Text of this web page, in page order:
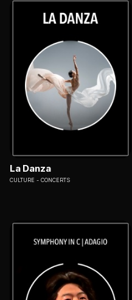
La Danza
CULTURE CONCERTS